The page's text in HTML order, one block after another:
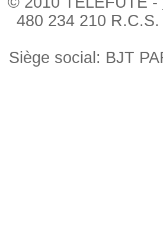
480 234 210
Siège social: BJT